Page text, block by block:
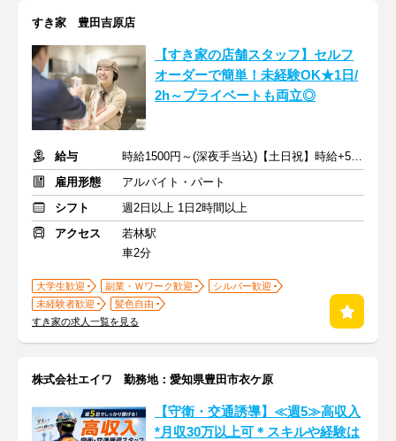
すき家 豊田吉原店
【すき家の店舗スタッフ】セルフ
オーダーで簡単！未経験OK★1日/
2h～プライベートも両立◎
給与
時給1500円～(深夜手当込)【土日祝】時給+50円 ※交通費支給
雇用形態
アルバイト・パート
シフト
週2日以上 1日2時間以上
アクセス
若林駅
車2分
大学生歓迎 副業・Ｗワーク歓迎
シルバー歓迎
未経験者歓迎
髪色自由
すき家の求人一覧を見る
株式会社エイワ 勤務地：愛知県豊田市衣ケ原
【守衛・交通誘導】≪週5≫高収入
*月収30万以上可＊スキルや経験は